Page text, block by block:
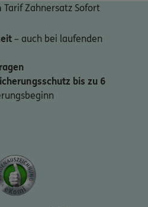
Ihre Versicherungen bei ERGO,
und der DKV.
Zahnersatz Sofort
– auch bei laufenden
bis zu 6